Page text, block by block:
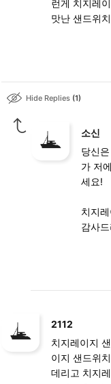
런게 치지레
맛난 샌드위
Hide Replies 1
소신
당신
가 저
세요!
치지
감사
2112
치지레이지
이지 샌드위
데리고 치지